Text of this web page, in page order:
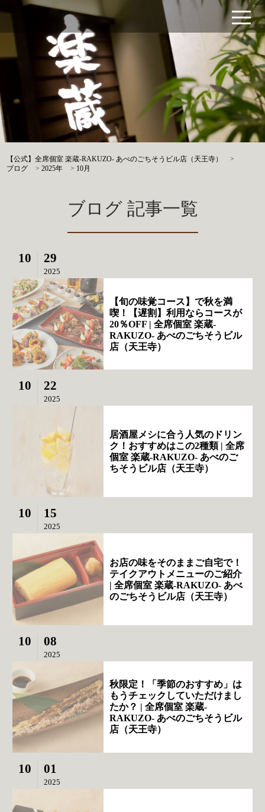
【公式】全席個室 楽蔵‐RAKUZO‐ あべのごちそうビル店（天王寺）
>
ブログ
>2025年 > 10月
ブログ 記事一覧
10 29
2025
【旬の味覚コース】で秋を満
喫！【遅割】利用ならコースが
20％OFF | 全席個室 楽蔵‐
RAKUZO‐ あべのごちそうビル
店（天王寺）
10 22
2025
居酒屋メシに合う人気のドリン
ク！おすすめはこの2種類 | 全席
個室 楽蔵‐RAKUZO‐ あべのご
ちそうビル店（天王寺）
10 15
2025
お店の味をそのままご自宅で！
テイクアウトメニューのご紹介
| 全席個室 楽蔵‐RAKUZO‐ あべ
のごちそうビル店（天王寺）
10 08
2025
秋限定！「季節のおすすめ」は
もうチェックしていただけまし
たか？ | 全席個室 楽蔵‐
RAKUZO‐ あべのごちそうビル
店（天王寺）
10 01
2025